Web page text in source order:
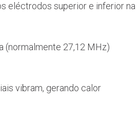
eléctrodos superior e inferior na
(normalmente 27,12 MHz)
vibram, gerando calor